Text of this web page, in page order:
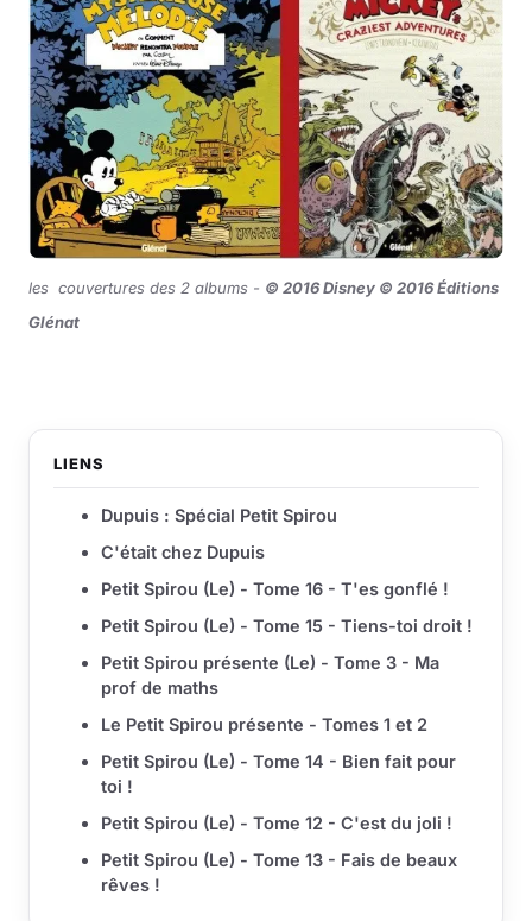
les couvertures des 2 albums - © 2016 Disney © 2016 Éditions
Glénat
LIENS
Dupuis : Spécial Petit Spirou
C'était chez Dupuis
Petit Spirou (Le) - Tome 16 - T'es gonflé !
Petit Spirou (Le) - Tome 15 - Tiens-toi droit !
Petit Spirou présente (Le) - Tome 3 - Ma
prof de maths
Le Petit Spirou présente - Tomes 1 et 2
Petit Spirou (Le) - Tome 14 - Bien fait pour
toi !
Petit Spirou (Le) - Tome 12 - C'est du joli !
Petit Spirou (Le) - Tome 13 - Fais de beaux
rêves !